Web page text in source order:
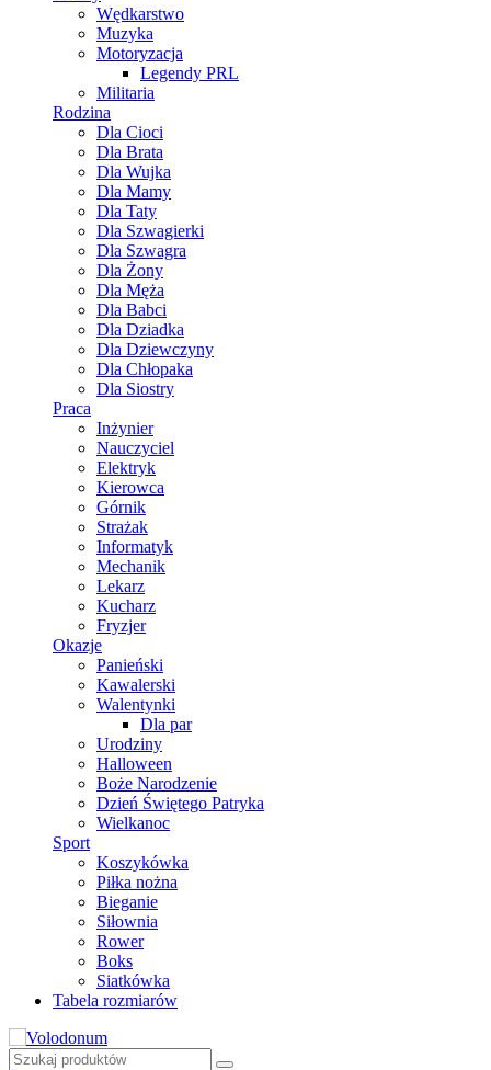
Wędkarstwo
Muzyka
Motoryzacja
Legendy PRL
Militaria
Rodzina
Dla Cioci
Dla Brata
Dla Wujka
Dla Mamy
Dla Taty
Dla Szwagierki
Dla Szwagra
Dla Żony
Dla Męża
Dla Babci
Dla Dziadka
Dla Dziewczyny
Dla Chłopaka
Dla Siostry
Praca
Inżynier
Nauczyciel
Elektryk
Kierowca
Górnik
Strażak
Informatyk
Mechanik
Lekarz
Kucharz
Fryzjer
Okazje
Panieński
Kawalerski
Walentynki
Dla par
Urodziny
Halloween
Boże Narodzenie
Dzień Świętego Patryka
Wielkanoc
Sport
Koszykówka
Piłka nożna
Bieganie
Siłownia
Rower
Boks
Siatkówka
Tabela rozmiarów